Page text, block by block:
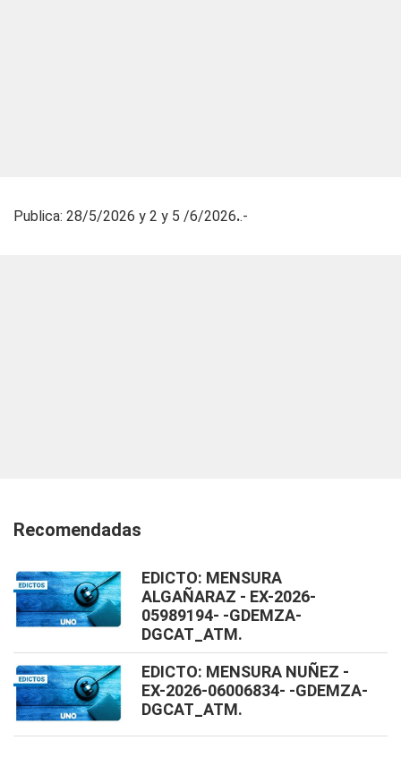
Publica: 28/5/2026 y 2 y 5 /6/2026..-
Recomendadas
EDICTO: MENSURA
ALGAÑARAZ - EX-2026-
05989194- -GDEMZA-
DGCAT_ATM.
EDICTO: MENSURA NUÑEZ -
EX-2026-06006834- -GDEMZA-
DGCAT_ATM.